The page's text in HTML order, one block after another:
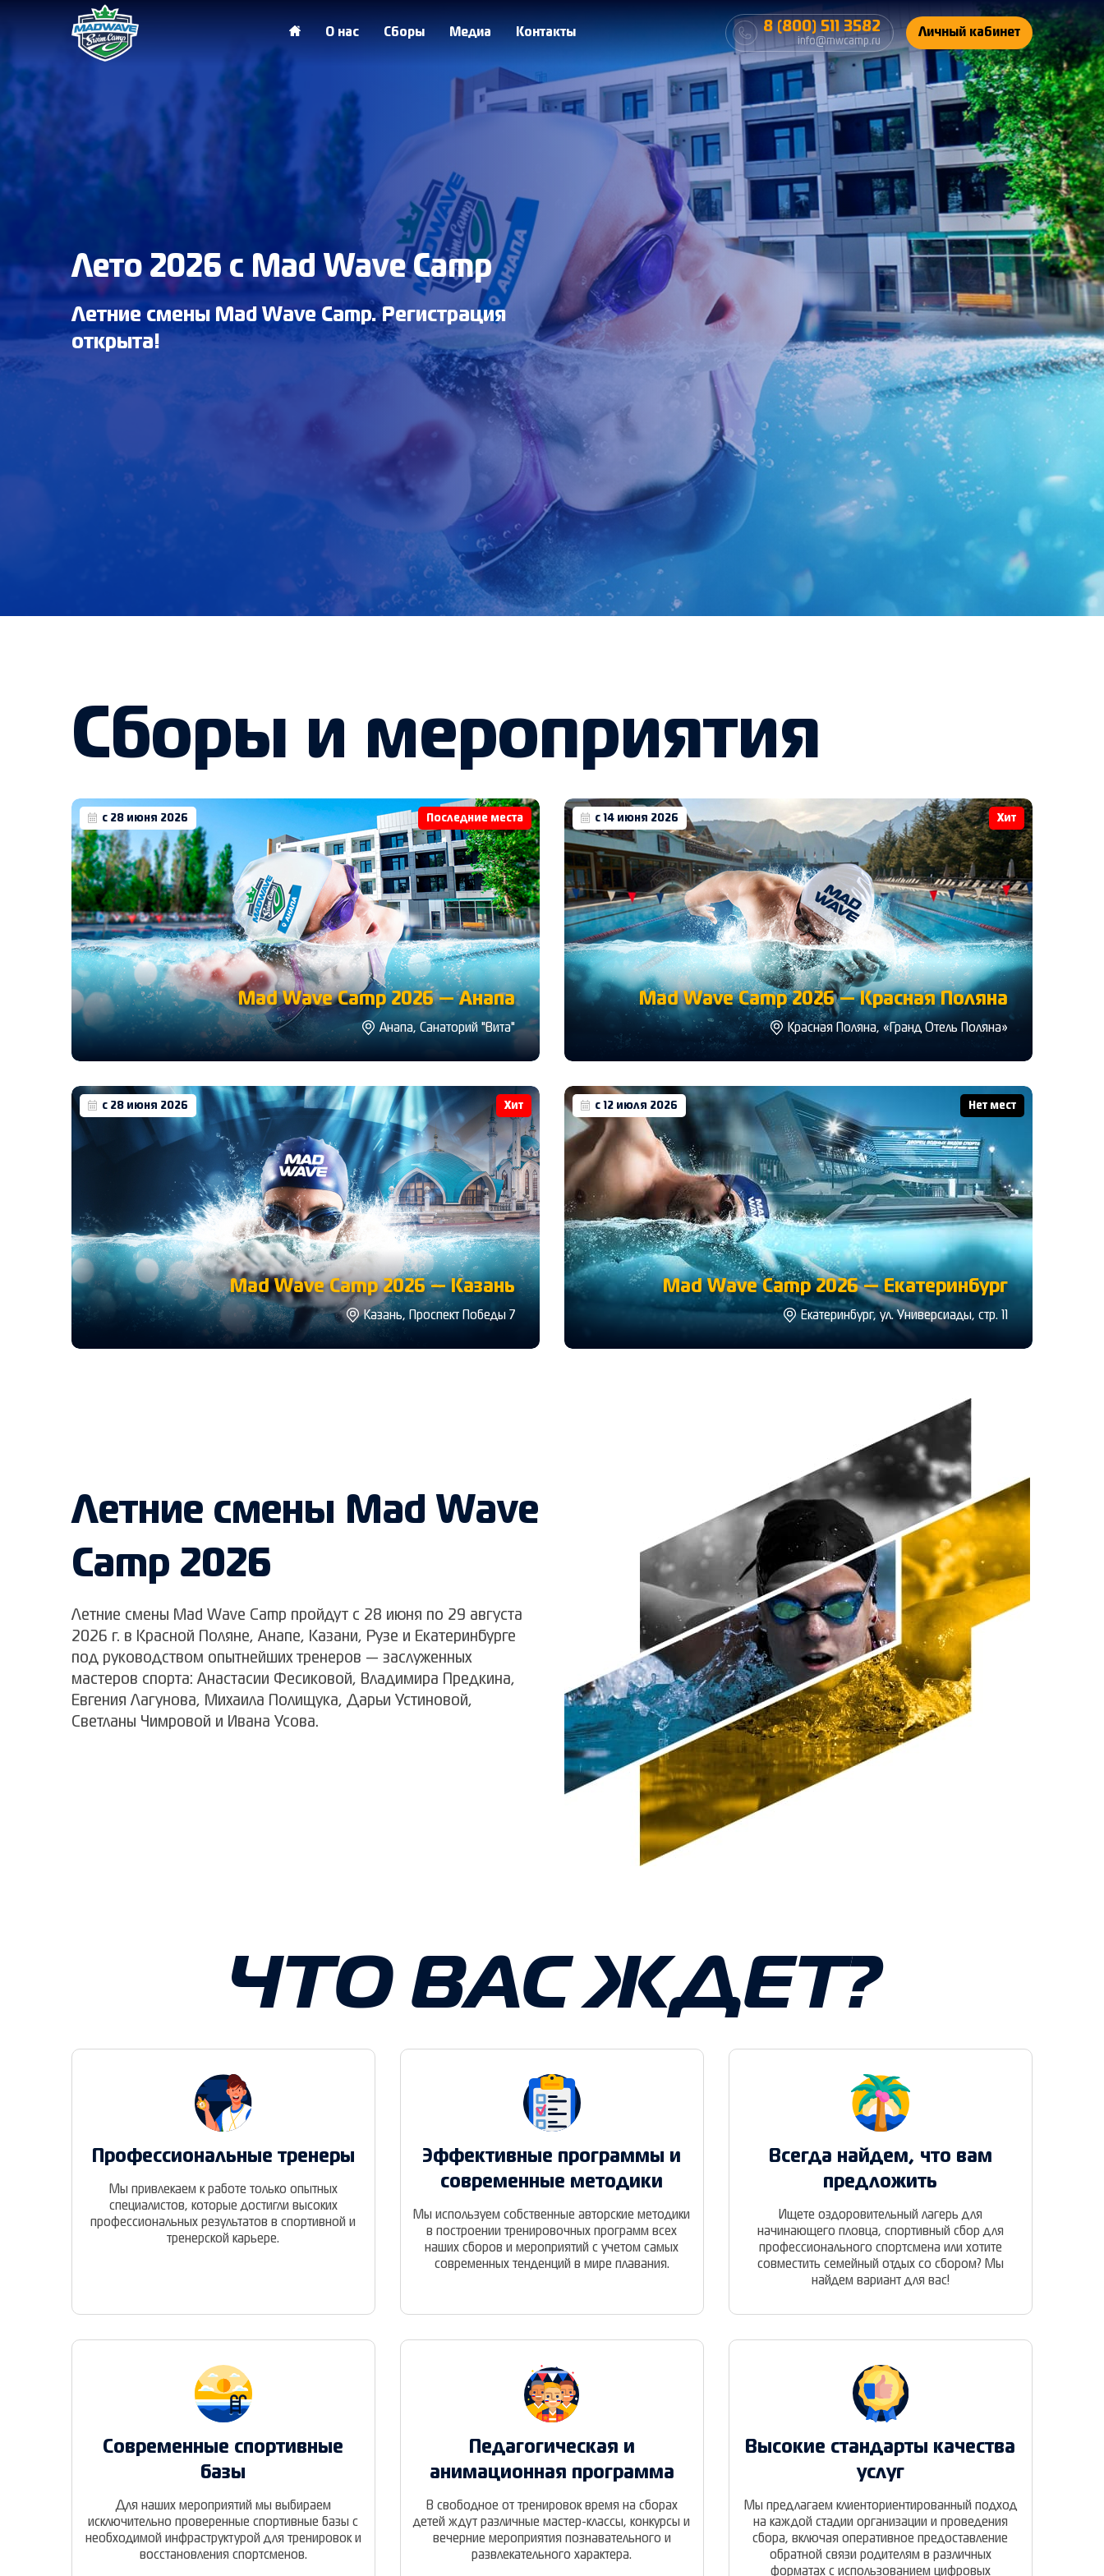
О нас Сборы Медиа Контакты 8 (800) 511 3582
info@mwcamp.ru
Личный кабинет
Лето 2026 с Mad Wave Camp
Летние смены Mad Wave Camp. Регистрация
открыта!
Сборы и мероприятия
с 28 июня 2026 Последние места
Mad Wave Camp 2026 — Анапа
Анапа, Санаторий "Вита"
с 14 июня 2026 Хит
Mad Wave Camp 2026 — Красная Поляна
Красная Поляна, «Гранд Отель Поляна»
с 28 июня 2026 Хит
Mad Wave Camp 2026 — Казань
Казань, Проспект Победы 7
с 12 июля 2026 Нет мест
Mad Wave Camp 2026 — Екатеринбург
Екатеринбург, ул. Универсиады, стр. 11
Летние смены Mad Wave
Camp 2026
Летние смены Mad Wave Camp пройдут с 28 июня по 29 августа
2026 г. в Красной Поляне, Анапе, Казани, Рузе и Екатеринбурге
под руководством опытнейших тренеров — заслуженных
мастеров спорта: Анастасии Фесиковой, Владимира Предкина,
Евгения Лагунова, Михаила Полищука, Дарьи Устиновой,
Светланы Чимровой и Ивана Усова.
ЧТО ВАС ЖДЕТ?
Профессиональные тренеры
Мы привлекаем к работе только опытных
специалистов, которые достигли высоких
профессиональных результатов в спортивной и
тренерской карьере.
Эффективные программы и
современные методики
Мы используем собственные авторские методики
в построении тренировочных программ всех
наших сборов и мероприятий с учетом самых
современных тенденций в мире плавания.
Всегда найдем, что вам
предложить
Ищете оздоровительный лагерь для
начинающего пловца, спортивный сбор для
профессионального спортсмена или хотите
совместить семейный отдых со сбором? Мы
найдем вариант для вас!
Современные спортивные
базы
Для наших мероприятий мы выбираем
исключительно проверенные спортивные базы с
необходимой инфраструктурой для тренировок и
восстановления спортсменов.
Педагогическая и
анимационная программа
В свободное от тренировок время на сборах
детей ждут различные мастер-классы, конкурсы и
вечерние мероприятия познавательного и
развлекательного характера.
Высокие стандарты качества
услуг
Мы предлагаем клиенториентированный подход
на каждой стадии организации и проведения
сбора, включая оперативное предоставление
обратной связи родителям в различных
форматах с использованием цифровых